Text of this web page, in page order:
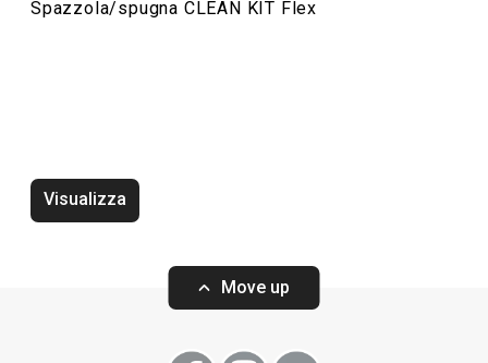
Spazzola/spugna CLEAN KIT Flex
Visualizza
Move up